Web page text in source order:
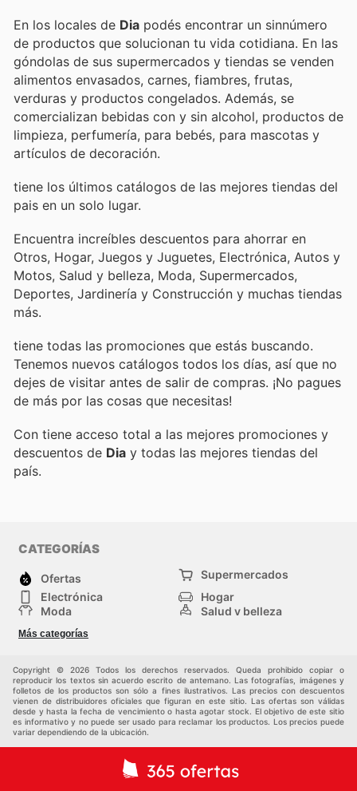
En los locales de Dia podés encontrar un sinnúmero
de productos que solucionan tu vida cotidiana. En las
góndolas de sus supermercados y tiendas se venden
alimentos envasados, carnes, fiambres, frutas,
verduras y productos congelados. Además, se
comercializan bebidas con y sin alcohol, productos de
limpieza, perfumería, para bebés, para mascotas y
artículos de decoración.
tiene los últimos catálogos de las mejores tiendas del
pais en un solo lugar.
Encuentra increíbles descuentos para ahorrar en
Otros, Hogar, Juegos y Juguetes, Electrónica, Autos y
Motos, Salud y belleza, Moda, Supermercados,
Deportes, Jardinería y Construcción y muchas tiendas
más.
tiene todas las promociones que estás buscando.
Tenemos nuevos catálogos todos los días, así que no
dejes de visitar antes de salir de compras. ¡No pagues
de más por las cosas que necesitas!
Con tiene acceso total a las mejores promociones y
descuentos de Dia y todas las mejores tiendas del
país.
CATEGORÍAS
Ofertas
Supermercados
Electrónica
Hogar
Moda
Salud y belleza
Deportes
Más categorías
Copyright © 2026 Todos los derechos reservados. Queda prohibido copiar o
reproducir los textos sin acuerdo escrito de antemano. Las fotografías, imágenes y
folletos de los productos son sólo a fines ilustrativos. Las precios con descuentos
vienen de distribuidores oficiales que figuran en este sitio. Las ofertas son válidas
desde y hasta la fecha de vencimiento o hasta agotar stock. El objetivo de este sitio
es informativo y no puede ser usado para reclamar los productos. Los precios puede
variar dependiendo de la ubicación.